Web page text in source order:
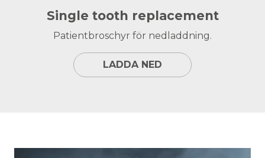
Single tooth replacement
Patientbroschyr för nedladdning.
LADDA NED